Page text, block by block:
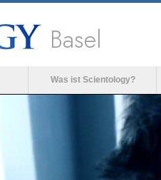
Basel
Was ist Scientology?